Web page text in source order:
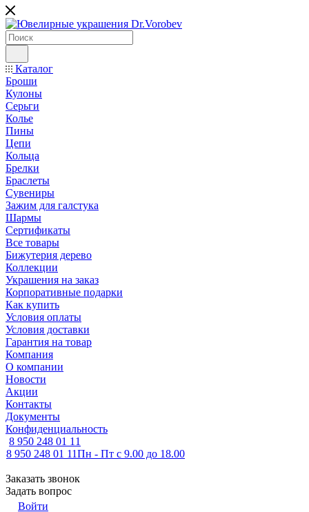
Каталог
Броши
Кулоны
Серьги
Колье
Пины
Цепи
Кольца
Брелки
Браслеты
Сувениры
Зажим для галстука
Шармы
Сертификаты
Все товары
Бижутерия дерево
Коллекции
Украшения на заказ
Корпоративные подарки
Как купить
Условия оплаты
Условия доставки
Гарантия на товар
Компания
О компании
Новости
Акции
Контакты
Документы
Конфиденциальность
8 950 248 01 11
8 950 248 01 11Пн - Пт с 9.00 до 18.00
Заказать звонок
Задать вопрос
Войти